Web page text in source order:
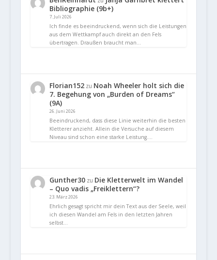
Bibliographie (9b+)
7. Juli 2026
Ich finde es beeindruckend, wenn sich die Leistungen
aus dem Wettkampf auch direkt an den Fels
übertragen. Draußen braucht man…
Florian152zu Noah Wheeler holt sich die
7. Begehung von „Burden of Dreams“
(9A)
26. Juni 2026
Beeindruckend, dass diese Linie weiterhin die besten
Kletterer anzieht. Allein die Versuche auf diesem
Niveau sind schon eine starke Leistung.…
Gunther30zu Die Kletterwelt im Wandel
– Quo vadis „Freiklettern“?
23. März 2026
Ehrlich gesagt spricht mir dein Text aus der Seele, weil
ich diesen Wandel am Fels in den letzten Jahren
selbst…